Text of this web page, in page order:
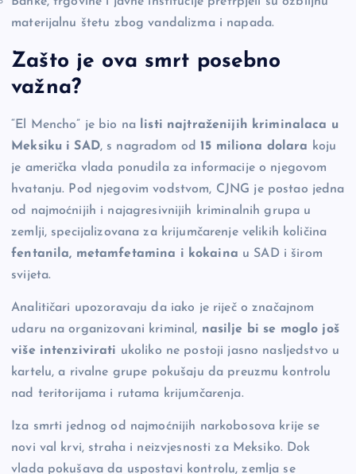
materijalnu štetu zbog vandalizma i napada.
Zašto je ova smrt posebno
važna?
“El Mencho” je bio na
listi najtraženijih kriminalaca u
Meksiku i SAD, s nagradom od15 miliona dolara koju
je američka vlada ponudila za informacije o njegovom
hvatanju. Pod njegovim vodstvom, CJNG je postao jedna
od najmoćnijih i najagresivnijih kriminalnih grupa u
zemlji, specijalizovana za krijumčarenje velikih količina
fentanila, metamfetamina i kokaina u SAD i širom
svijeta.
Analitičari upozoravaju da iako je riječ o značajnom
udaru na organizovani kriminal, nasilje bi se moglo još
više intenzivirati ukoliko ne postoji jasno nasljedstvo u
kartelu, a rivalne grupe pokušaju da preuzmu kontrolu
nad teritorijama i rutama krijumčarenja.
Iza smrti jednog od najmoćnijih narkobosova krije se
novi val krvi, straha i neizvjesnosti za Meksiko. Dok
vlada pokušava da uspostavi kontrolu, zemlja se